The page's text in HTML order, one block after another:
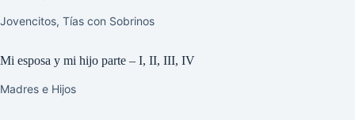
Jovencitos, Tías con Sobrinos
Mi esposa y mi hijo parte – I, II, III, IV
Madres e Hijos